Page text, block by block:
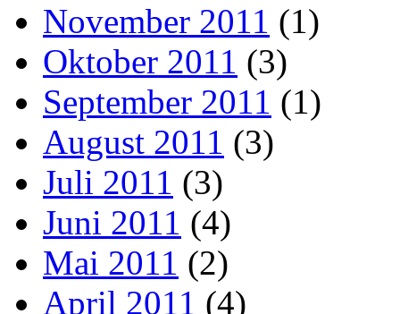
November 2011 (1)
Oktober 2011 (3)
September 2011 (1)
August 2011 (3)
Juli 2011 (3)
Juni 2011 (4)
Mai 2011 (2)
April 2011 (4)